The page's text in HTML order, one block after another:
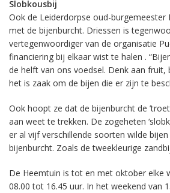
Slobkousbij
Ook de Leiderdorpse oud-burgemeester
met de bijenburcht. Driessen is
vertegenwoordiger van de organisatie
financiering bij elkaar wist te halen .
de helft van ons voedsel. Denk aan fruit,
het is zaak om de bijen die er zijn te
Ook hoopt ze dat de bijenburcht de
aan weet te trekken. De zogeheten
er al vijf verschillende soorten wilde
bijenburcht. Zoals de tweekleurige
De Heemtuin is tot en met oktober elke
08.00 tot 16.45 uur. In het weekend van